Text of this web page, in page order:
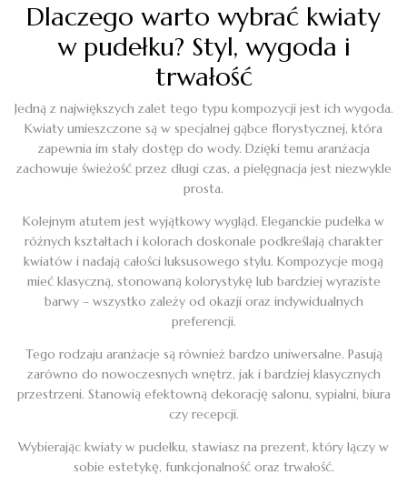
Dlaczego warto wybrać kwiaty
w pudełku? Styl, wygoda i
trwałość
Jedną z największych zalet tego typu kompozycji jest ich wygoda.
Kwiaty umieszczone są w specjalnej gąbce florystycznej, która
zapewnia im stały dostęp do wody. Dzięki temu aranżacja
zachowuje świeżość przez długi czas, a pielęgnacja jest niezwykle
prosta.
Kolejnym atutem jest wyjątkowy wygląd. Eleganckie pudełka w
różnych kształtach i kolorach doskonale podkreślają charakter
kwiatów i nadają całości luksusowego stylu. Kompozycje mogą
mieć klasyczną, stonowaną kolorystykę lub bardziej wyraziste
barwy – wszystko zależy od okazji oraz indywidualnych
preferencji.
Tego rodzaju aranżacje są również bardzo uniwersalne. Pasują
zarówno do nowoczesnych wnętrz, jak i bardziej klasycznych
przestrzeni. Stanowią efektowną dekorację salonu, sypialni, biura
czy recepcji.
Wybierając kwiaty w pudełku, stawiasz na prezent, który łączy w
sobie estetykę, funkcjonalność oraz trwałość.